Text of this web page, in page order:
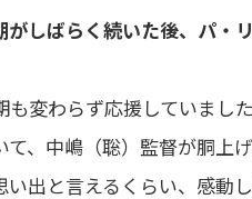
がしばらく続いた後、パ・
も変わらず応援していま
て、中嶋（聡）監督が胴上
出と言えるくらい、感動し